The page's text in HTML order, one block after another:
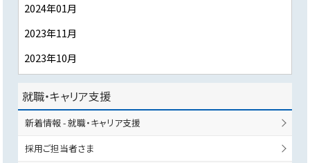
2024年01月
2023年11月
2023年10月
就職・キャリア支援
新着情報 - 就職・キャリア支援
採用ご担当者さま